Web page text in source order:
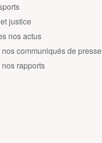
justice
nos actus
nos communiqués de presse
rapports